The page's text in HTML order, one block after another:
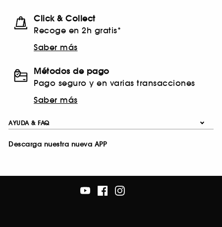
Click & Collect
Recoge en 2h gratis*
Saber más
Métodos de pago
Pago seguro y en varias transacciones
Saber más
AYUDA & FAQ
Descarga nuestra nueva APP